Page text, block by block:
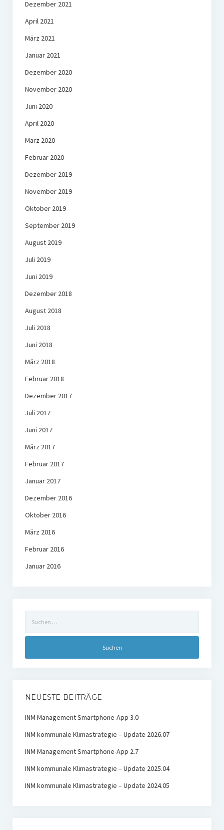
Dezember 2021
April 2021
März 2021
Januar 2021
Dezember 2020
November 2020
Juni 2020
April 2020
März 2020
Februar 2020
Dezember 2019
November 2019
Oktober 2019
September 2019
August 2019
Juli 2019
Juni 2019
Dezember 2018
August 2018
Juli 2018
Juni 2018
März 2018
Februar 2018
Dezember 2017
Juli 2017
Juni 2017
März 2017
Februar 2017
Januar 2017
Dezember 2016
Oktober 2016
März 2016
Februar 2016
Januar 2016
nach:
NEUESTE BEITRÄGE
INM Management Smartphone-App 3.0
INM kommunale Klimastrategie – Update 2026.07
INM Management Smartphone-App 2.7
INM kommunale Klimastrategie – Update 2025.04
INM kommunale Klimastrategie – Update 2024.05